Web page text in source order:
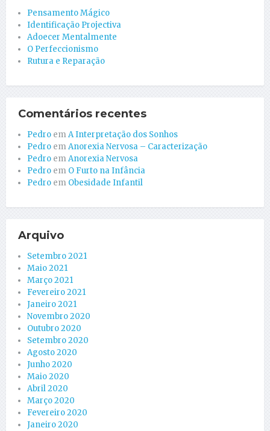
Pensamento Mágico
Identificação Projectiva
Adoecer Mentalmente
O Perfeccionismo
Rutura e Reparação
Comentários recentes
Pedro emA Interpretação dos Sonhos
Pedro emAnorexia Nervosa – Caracterização
Pedro emAnorexia Nervosa
Pedro em O Furto na Infância
Pedro em Obesidade Infantil
Arquivo
Setembro 2021
Maio 2021
Março 2021
Fevereiro 2021
Janeiro 2021
Novembro 2020
Outubro 2020
Setembro 2020
Agosto 2020
Junho 2020
Maio 2020
Abril 2020
Março 2020
Fevereiro 2020
Janeiro 2020